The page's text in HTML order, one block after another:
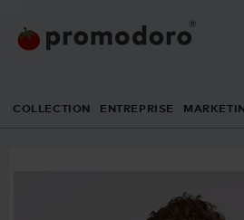
COLLECTION ENTREPRISE